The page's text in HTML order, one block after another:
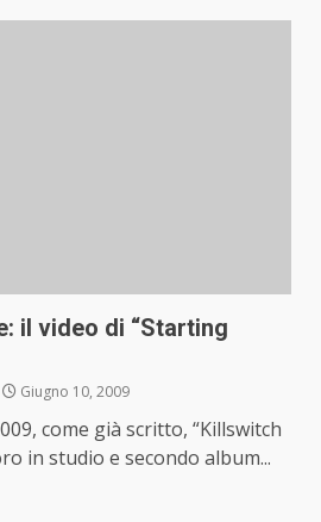
il video di “Starting
Giugno 10, 2009
come già scritto, “Killswitch
in studio e secondo album...